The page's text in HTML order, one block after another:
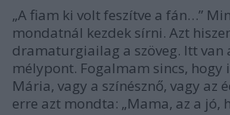
„A fiam ki volt feszítve a fán…”
mondatnál kezdek sírni. Azt
dramaturgiailag a szöveg. Itt van
mélypont. Fogalmam sincs, hogy
Mária, vagy a színésznő, vagy az
erre azt mondta: „Mama, az a jó,